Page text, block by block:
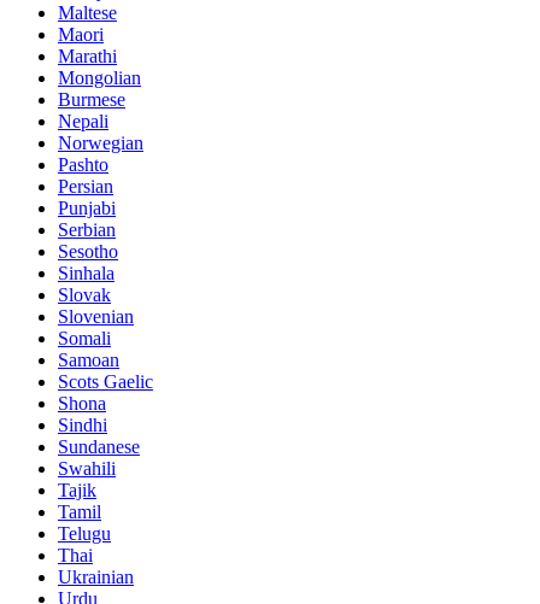
Maltese
Maori
Marathi
Mongolian
Burmese
Nepali
Norwegian
Pashto
Persian
Punjabi
Serbian
Sesotho
Sinhala
Slovak
Slovenian
Somali
Samoan
Scots Gaelic
Shona
Sindhi
Sundanese
Swahili
Tajik
Tamil
Telugu
Thai
Ukrainian
Urdu